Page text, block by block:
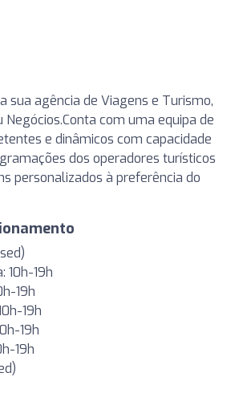
sua agência de Viagens e Turismo,
Negócios.Conta com uma equipa de
e dinâmicos com capacidade
dos operadores turísticos
personalizados à preferência do
10h-19h
19h
19h
19h
19h